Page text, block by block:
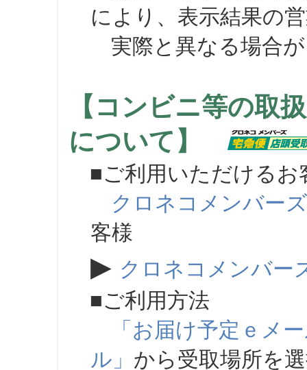
により、表示結果の
実際と異なる場合が
【コンビニ等の取
について】
■ご利用いただけるお
クロネコメンバーズ
客様
▶ クロネコメンバー
■ご利用方法
「お届け予定ｅメ
ル」 から受取場所を